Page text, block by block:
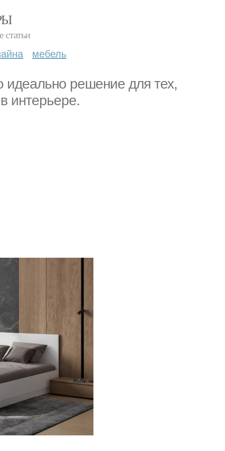
статьи
мебель
идеально решение для тех,
интерьере.